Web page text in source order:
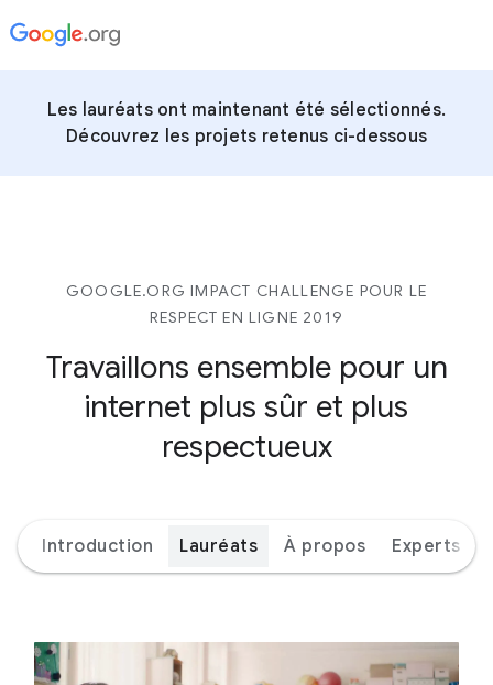
Les lauréats ont maintenant été sélectionnés.
Découvrez les projets retenus ci-dessous
GOOGLE.ORG IMPACT CHALLENGE POUR LE
RESPECT EN LIGNE 2019
Travaillons ensemble pour un
internet plus sûr et plus
respectueux
Introduction Lauréats À propos Experts